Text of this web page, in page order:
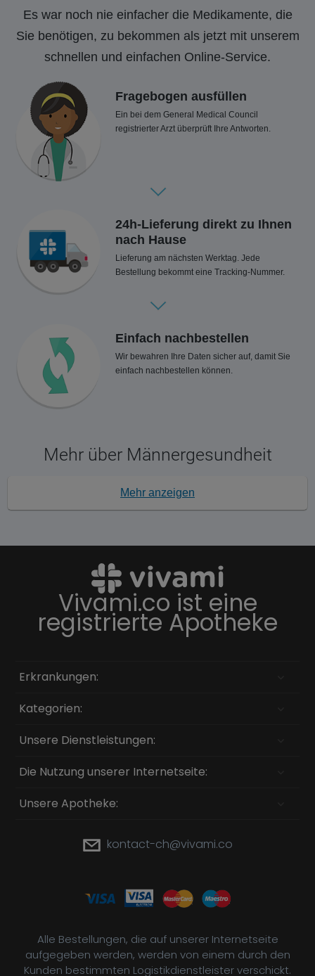
Es war noch nie einfacher die Medikamente, die
Sie benötigen, zu bekommen als jetzt mit unserem
schnellen und einfachen Online-Service.
Fragebogen ausfüllen
Ein bei dem General Medical Council
registrierter Arzt überprüft Ihre Antworten.
24h-Lieferung direkt zu Ihnen
nach Hause
Lieferung am nächsten Werktag. Jede
Bestellung bekommt eine Tracking-Nummer.
Einfach nachbestellen
Wir bewahren Ihre Daten sicher auf, damit Sie
einfach nachbestellen können.
Mehr über Männergesundheit
Mehr anzeigen
Vivami.co ist eine
registrierte Apotheke
Erkrankungen:
Kategorien:
Unsere Dienstleistungen:
Die Nutzung unserer Internetseite:
Unsere Apotheke:
kontact-ch@vivami.co
Alle Bestellungen, die auf unserer Internetseite
aufgegeben werden, werden von einem durch den
Kunden bestimmten Logistikdienstleister verschickt.